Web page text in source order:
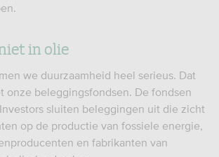
in olie
we duurzaamheid heel serieus. Dat
onze beleggingsfondsen. De fondsen
sluiten beleggingen uit die zicht
op de productie van fossiele energie,
en fabrikanten van